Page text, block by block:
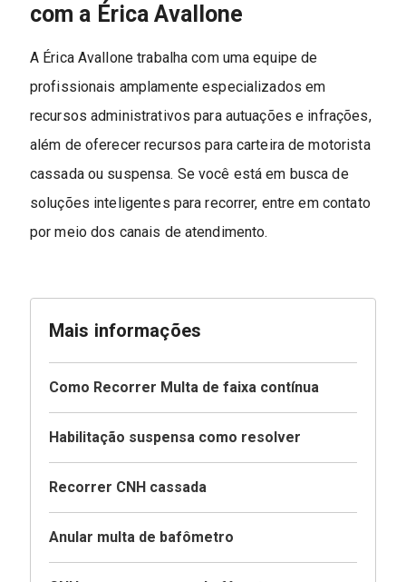
com a Érica Avallone
A Érica Avallone trabalha com uma equipe de
profissionais amplamente especializados em
recursos administrativos para autuações e infrações,
além de oferecer recursos para carteira de motorista
cassada ou suspensa. Se você está em busca de
soluções inteligentes para recorrer, entre em contato
por meio dos canais de atendimento.
Mais informações
Como Recorrer Multa de faixa contínua
Habilitação suspensa como resolver
Recorrer CNH cassada
Anular multa de bafômetro